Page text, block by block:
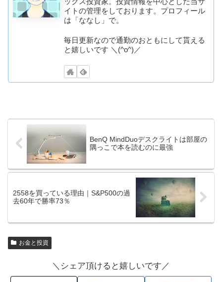
イトの管理をしております。プロフィール
は「ななし」で。
毎日更新なので通勤のおともにして貰える
と嬉しいです ＼(^o^)／
BenQ MindDuoデスクライトは部屋の
隅っこで本を読むのに最強
2558を買っている理由｜S&P500の過
去60年で勝率73％
お金と投資
＼シェア頂けると嬉しいです／